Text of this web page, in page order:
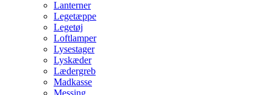
Lanterner
Legetæppe
Legetøj
Loftlamper
Lysestager
Lyskæder
Lædergreb
Madkasse
Messing